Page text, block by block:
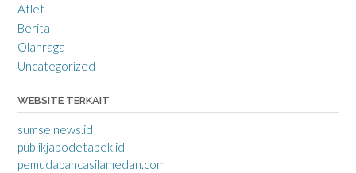
Atlet
Berita
Olahraga
Uncategorized
WEBSITE TERKAIT
sumselnews.id
publikjabodetabek.id
pemudapancasilamedan.com